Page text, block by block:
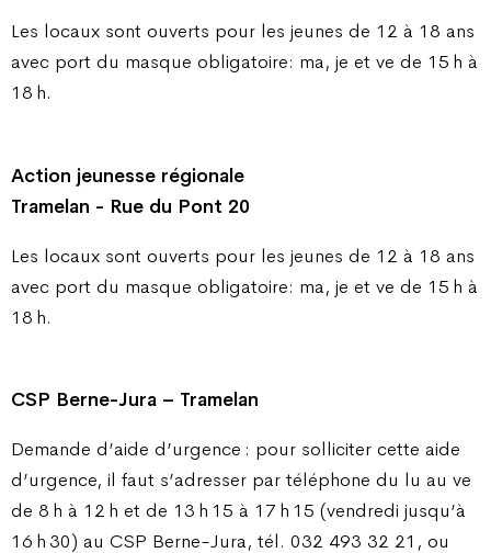
Les locaux sont ouverts pour les jeunes de 12 à 18 ans
avec port du masque obligatoire: ma, je et ve de 15 h à
18 h.
Action jeunesse régionale
Tramelan - Rue du Pont 20
Les locaux sont ouverts pour les jeunes de 12 à 18 ans
avec port du masque obligatoire: ma, je et ve de 15 h à
18 h.
CSP Berne-Jura – Tramelan
Demande d’aide d’urgence : pour solliciter cette aide
d’urgence, il faut s’adresser par téléphone du lu au ve
de 8 h à 12 h et de 13 h 15 à 17 h 15 (vendredi jusqu’à
16 h 30) au CSP Berne-Jura, tél. 032 493 32 21, ou